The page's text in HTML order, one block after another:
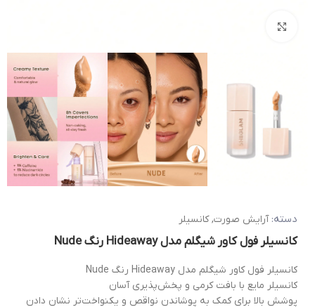
دسته: آرایش صورت, کانسیلر
کانسیلر فول کاور شیگلم مدل Hideaway رنگ Nude
کانسیلر فول کاور شیگلم مدل Hideaway رنگ Nude
کانسیلر مایع با بافت کرمی و پخش‌پذیری آسان
پوشش بالا برای کمک به پوشاندن نواقص و یکنواخت‌تر نشان دادن